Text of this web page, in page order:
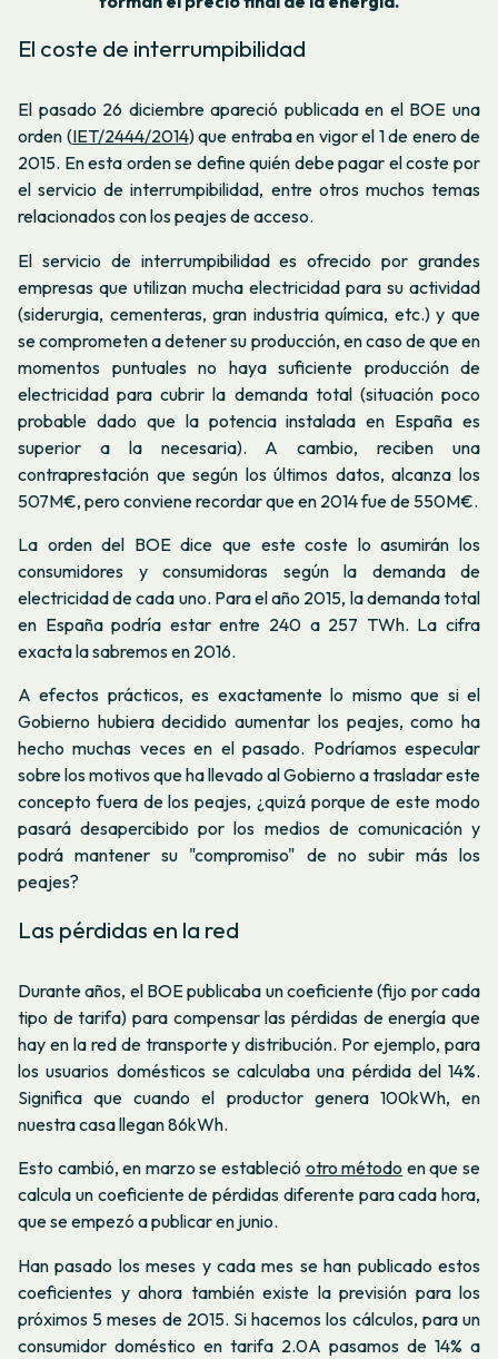
El coste de interrumpibilidad
El pasado 26 diciembre apareció publicada en el BOE una
orden (IET/2444/2014) que entraba en vigor el 1 de enero de
2015. En esta orden se define quién debe pagar el coste por
el servicio de interrumpibilidad, entre otros muchos temas
relacionados con los peajes de acceso.
El servicio de interrumpibilidad es ofrecido por grandes
empresas que utilizan mucha electricidad para su actividad
(siderurgia, cementeras, gran industria química, etc.) y que
se comprometen a detener su producción, en caso de que en
momentos puntuales no haya suficiente producción de
electricidad para cubrir la demanda total (situación poco
probable dado que la potencia instalada en España es
superior a la necesaria). A cambio, reciben una
contraprestación que según los últimos datos, alcanza los
507M€, pero conviene recordar que en 2014 fue de 550M€.
La orden del BOE dice que este coste lo asumirán los
consumidores y consumidoras según la demanda de
electricidad de cada uno. Para el año 2015, la demanda total
en España podría estar entre 240 a 257 TWh. La cifra
exacta la sabremos en 2016.
A efectos prácticos, es exactamente lo mismo que si el
Gobierno hubiera decidido aumentar los peajes, como ha
hecho muchas veces en el pasado. Podríamos especular
sobre los motivos que ha llevado al Gobierno a trasladar este
concepto fuera de los peajes, ¿quizá porque de este modo
pasará desapercibido por los medios de comunicación y
podrá mantener su "compromiso" de no subir más los
peajes?
Las pérdidas en la red
Durante años, el BOE publicaba un coeficiente (fijo por cada
tipo de tarifa) para compensar las pérdidas de energía que
hay en la red de transporte y distribución. Por ejemplo, para
los usuarios domésticos se calculaba una pérdida del 14%.
Significa que cuando el productor genera 100kWh, en
nuestra casa llegan 86kWh.
Esto cambió, en marzo se estableció otro método en que se
calcula un coeficiente de pérdidas diferente para cada hora,
que se empezó a publicar en junio.
Han pasado los meses y cada mes se han publicado estos
coeficientes y ahora también existe la previsión para los
próximos 5 meses de 2015. Si hacemos los cálculos, para un
consumidor doméstico en tarifa 2.0A pasamos de 14% a